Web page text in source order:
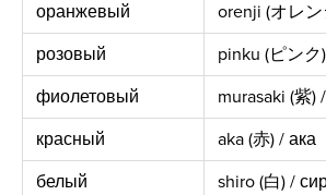
оранжевый
orenji (オレ
розовый
pinku (ピンク
фиолетовый
murasaki (紫)
красный
aka (赤) / ака
белый
shiro (白) /